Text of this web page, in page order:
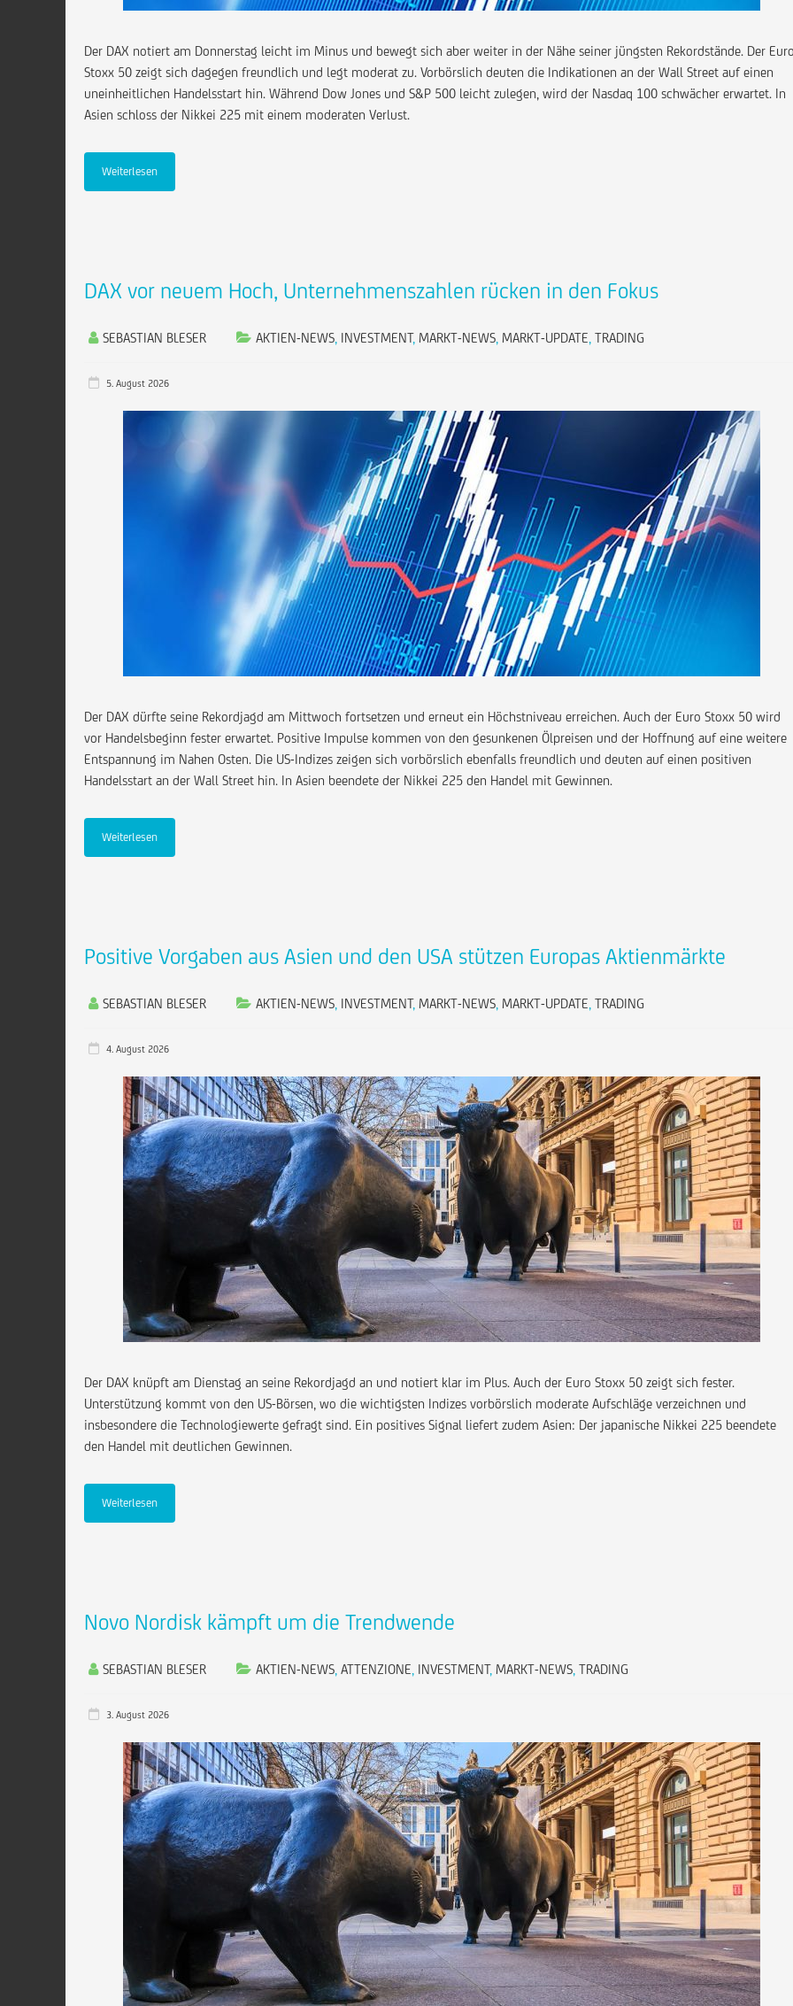
Der DAX notiert am Donnerstag leicht im Minus und bewegt sich aber weiter in der Nähe seiner jüngsten Rekordstände. Der
Stoxx 50 zeigt sich dagegen freundlich und legt moderat zu. Vorbörslich deuten die Indikationen an der Wall Street auf einen
uneinheitlichen Handelsstart hin. Während Dow Jones und S&P 500 leicht zulegen, wird der Nasdaq 100 schwächer erwartet. In
Asien schloss der Nikkei 225 mit einem moderaten Verlust.
Weiterlesen
DAX vor neuem Hoch, Unternehmenszahlen rücken in den Fokus
SEBASTIAN BLESER AKTIEN-NEWS INVESTMENT, MARKT-NEWS MARKT-UPDATE TRADING
5. August 2026
Der DAX dürfte seine Rekordjagd am Mittwoch fortsetzen und erneut ein Höchstniveau erreichen. Auch der Euro Stoxx 50 wird
vor Handelsbeginn fester erwartet. Positive Impulse kommen von den gesunkenen Ölpreisen und der Hoffnung auf eine weitere
Entspannung im Nahen Osten. Die US-Indizes zeigen sich vorbörslich ebenfalls freundlich und deuten auf einen positiven
Handelsstart an der Wall Street hin. In Asien beendete der Nikkei 225 den Handel mit Gewinnen.
Weiterlesen
Positive Vorgaben aus Asien und den USA stützen Europas Aktienmärkte
SEBASTIAN BLESER AKTIEN-NEWS INVESTMENT, MARKT-NEWS MARKT-UPDATE TRADING
4. August 2026
Der DAX knüpft am Dienstag an seine Rekordjagd an und notiert klar im Plus. Auch der Euro Stoxx 50 zeigt sich fester.
Unterstützung kommt von den US-Börsen, wo die wichtigsten Indizes vorbörslich moderate Aufschläge verzeichnen und
insbesondere die Technologiewerte gefragt sind. Ein positives Signal liefert zudem Asien: Der japanische Nikkei 225 beendete
den Handel mit deutlichen Gewinnen.
Weiterlesen
Novo Nordisk kämpft um die Trendwende
SEBASTIAN BLESER AKTIEN-NEWS ATTENZIONE INVESTMENT, MARKT-NEWS TRADING
3. August 2026